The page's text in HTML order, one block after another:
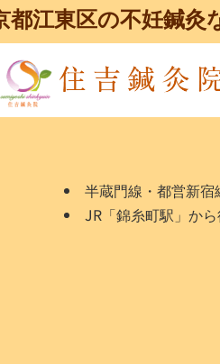
都江東区の不妊鍼灸
半蔵門線・都営新
JR「錦糸町駅」か